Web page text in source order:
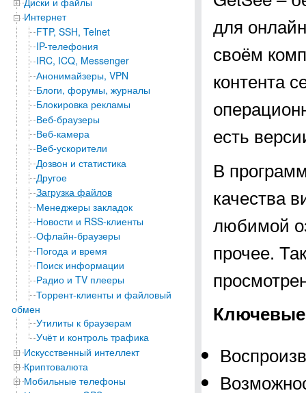
Интернет
FTP, SSH, Telnet
IP-телефония
IRC, ICQ, Messenger
Анонимайзеры, VPN
Блоги, форумы, журналы
Блокировка рекламы
Веб-браузеры
Веб-камера
Веб-ускорители
Дозвон и статистика
Другое
Загрузка файлов
Менеджеры закладок
Новости и RSS-клиенты
Офлайн-браузеры
Погода и время
Поиск информации
Радио и TV плееры
Торрент-клиенты и файловый
обмен
Утилиты к браузерам
Учёт и контроль трафика
Искусственный интеллект
Криптовалюта
Мобильные телефоны
для
своём
контента
есть
В
качества
любимой
прочее.
Ключевые